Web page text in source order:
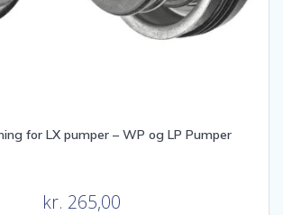
for LX pumper – WP og LP Pumper
kr. 265,00